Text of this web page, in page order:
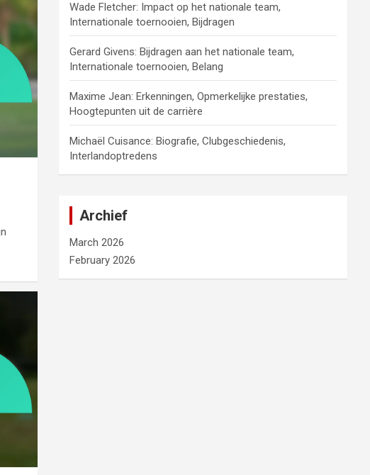
Wade Fletcher: Impact op het nationale team,
Internationale toernooien, Bijdragen
Gerard Givens: Bijdragen aan het nationale team,
Internationale toernooien, Belang
Maxime Jean: Erkenningen, Opmerkelijke prestaties,
Hoogtepunten uit de carrière
Michaël Cuisance: Biografie, Clubgeschiedenis,
Interlandoptredens
Archief
March 2026
February 2026